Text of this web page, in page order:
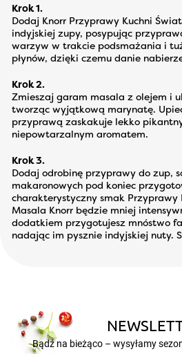
Krok 1.
Dodaj Knorr Przyprawy Kuchni
indyjskiej zupy, posypując
warzyw w trakcie podsmażania i
płynów, dzięki czemu danie
Krok 2.
Zmieszaj garam masala z olejem i
tworząc wyjątkową marynatę.
przyprawą zaskakuje lekko
niepowtarzalnym aromatem.
Krok 3.
Dodaj odrobinę przyprawy do zup,
makaronowych pod koniec
charakterystyczny smak Przyprawy
Masala Knorr będzie mniej
dodatkiem przygotujesz mnóstwo
nadając im pysznie indyjskiej nuty.
Bądź na bieżąco – wysyłamy